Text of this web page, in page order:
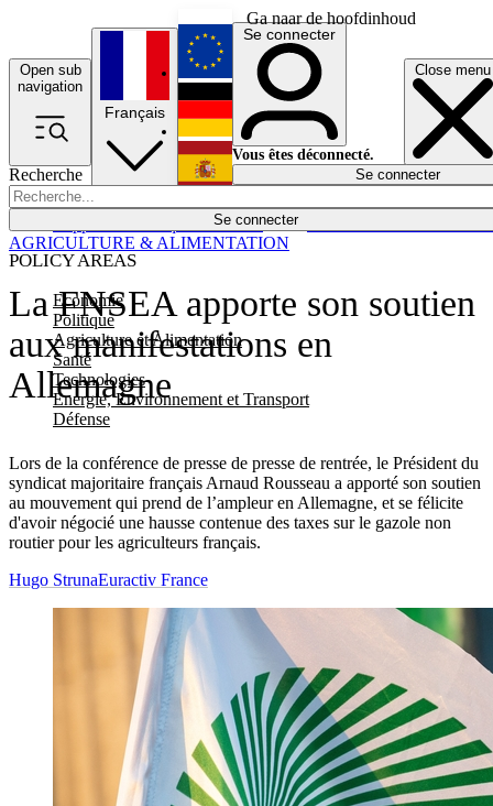
Ga naar de hoofdinhoud
Open sub
navigation
Close menu
Recherche
Se connecter
POLICY AREAS
Economie
Politique
Agriculture et Alimentation
Santé
Technologies
Energie, Environnement et Transport
Défense
Économie
Français
English
Deutsch
Español
Se connecter
Vous êtes déconnecté.
Se connecter
La FNSEA apporte son soutien
aux manifestations en
Allemagne
Lors de la conférence de presse de presse de rentrée, le Président du
syndicat majoritaire français Arnaud Rousseau a apporté son soutien
au mouvement qui prend de l’ampleur en Allemagne, et se félicite
d'avoir négocié une hausse contenue des taxes sur le gazole non
routier pour les agriculteurs français.
AGRICULTURE & ALIMENTATION
Hugo StrunaEuractiv France